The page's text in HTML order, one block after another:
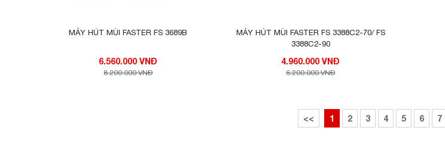
MÁY HÚT MÙI FASTER FS 3689B
6.560.000 VNĐ
8.200.000 VNĐ
MÁY HÚT MÙI FASTER FS 3388C2-70/ FS
3388C2-90
4.960.000 VNĐ
6.200.000 VNĐ
<< 1 2 3 4 5 6 7